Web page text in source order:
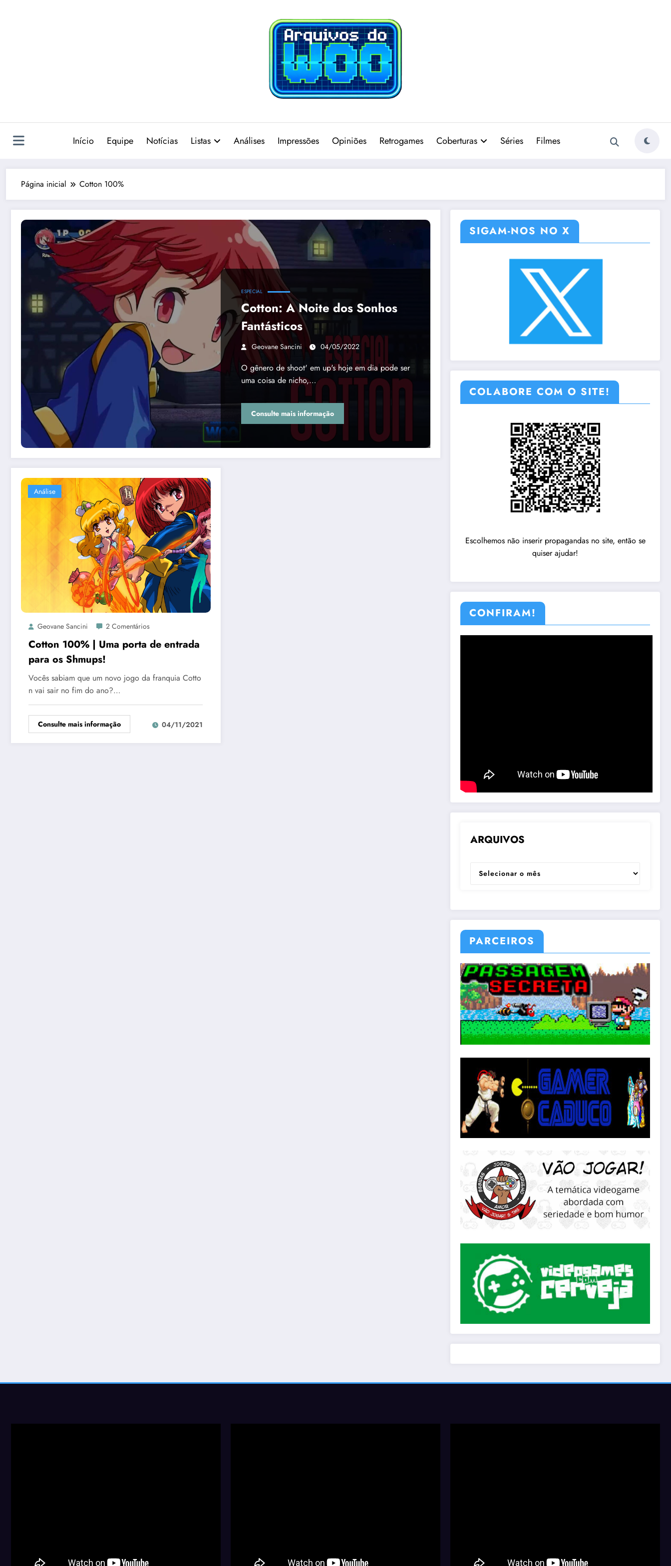
Início Equipe Notícias Listas Análises Impressões Opiniões Retrogames Coberturas Séries Filmes
Página inicial Cotton 100%
ESPECIAL
Cotton: A Noite dos Sonhos
Fantásticos
Geovane Sancini 04/05/2022
O gênero de shoot' em up's hoje em dia pode ser
uma coisa de nicho,…
Consulte mais informação
Análise
Geovane Sancini 2 Comentários
Cotton 100% | Uma porta de entrada
para os Shmups!
Vocês sabiam que um novo jogo da franquia Cotto
n vai sair no fim do ano?…
Consulte mais informação 04/11/2021
SIGAM-NOS NO X
COLABORE COM O SITE!
Escolhemos não inserir propagandas no site, então se
quiser ajudar!
CONFIRAM!
ARQUIVOS
ARQUIVOS
PARCEIROS